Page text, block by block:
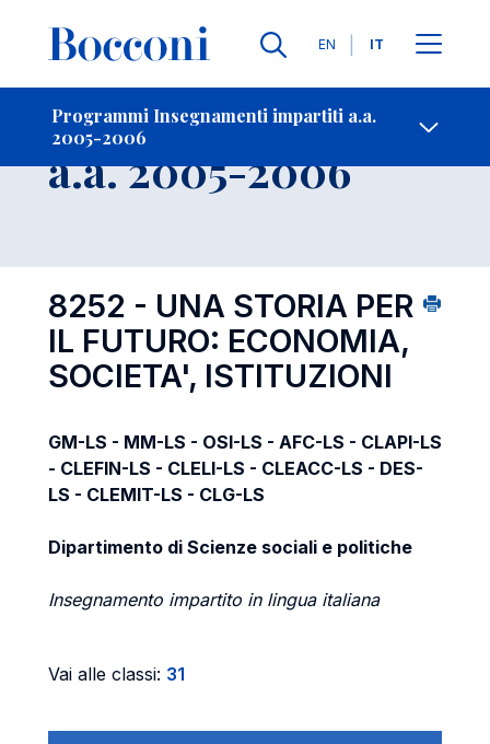
Lingue
EN IT
Programmi Insegnamenti impartiti a.a.
2005-2006
-
Insegnamento
a.a. 2005-2006
8252 - UNA STORIA PER
IL FUTURO: ECONOMIA,
SOCIETA', ISTITUZIONI
GM-LS - MM-LS - OSI-LS - AFC-LS - CLAPI-LS
- CLEFIN-LS - CLELI-LS - CLEACC-LS - DES-
LS - CLEMIT-LS - CLG-LS
Dipartimento di Scienze sociali e politiche
Insegnamento impartito in lingua italiana
Vai alle classi: 31